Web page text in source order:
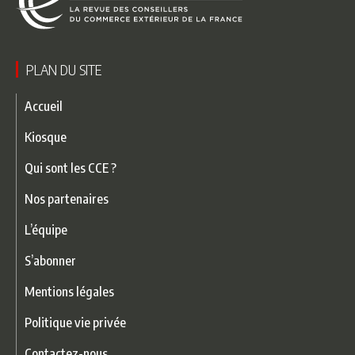
PLAN DU SITE
Accueil
Kiosque
Qui sont les CCE ?
Nos partenaires
L’équipe
S’abonner
Mentions légales
Politique vie privée